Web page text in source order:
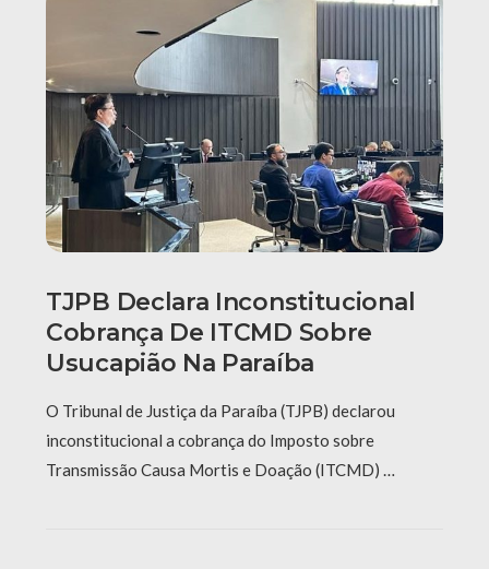
TJPB Declara Inconstitucional
Cobrança De ITCMD Sobre
Usucapião Na Paraíba
O Tribunal de Justiça da Paraíba (TJPB) declarou
inconstitucional a cobrança do Imposto sobre
Transmissão Causa Mortis e Doação (ITCMD) …